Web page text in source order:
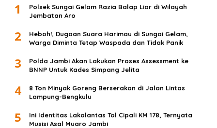
1
Polsek Sungai Gelam Razia Balap Liar di Wilayah
Jembatan Aro
2
Heboh!, Dugaan Suara Harimau di Sungai Gelam,
Warga Diminta Tetap Waspada dan Tidak Panik
3
Polda Jambi Akan Lakukan Proses Assessment ke
BNNP Untuk Kades Simpang Jelita
4
8 Ton Minyak Goreng Berserakan di Jalan Lintas
Lampung-Bengkulu
5
Ini Identitas Lakalantas Tol Cipali KM 178, Ternyata
Musisi Asal Muaro Jambi